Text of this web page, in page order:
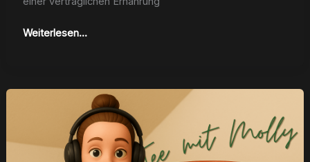
Weiterlesen...